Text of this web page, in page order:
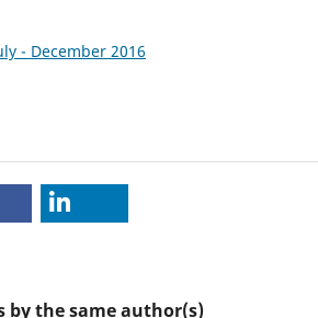
- December 2016
by the same author(s)